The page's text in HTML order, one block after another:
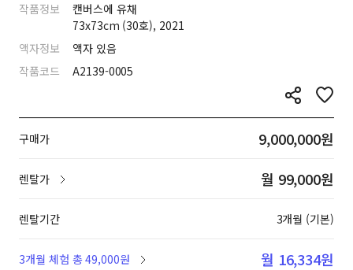
작품정보
캔버스에 유채
73x73cm (30호), 2021
액자정보
액자 있음
작품코드
A2139-0005
구매가 9,000,000원
렌탈가 월 99,000원
렌탈기간 3개월 (기본)
3개월 체험 총 49,000원 월 16,334원